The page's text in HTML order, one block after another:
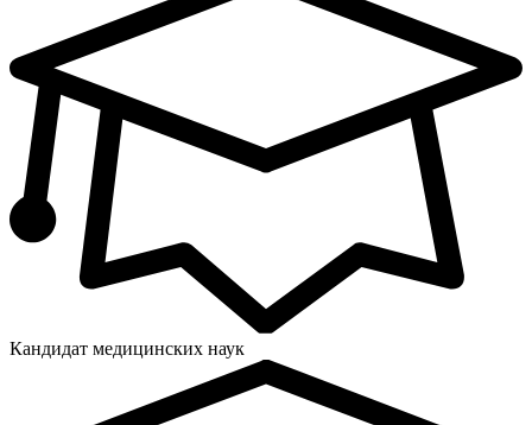
Кандидат медицинских наук